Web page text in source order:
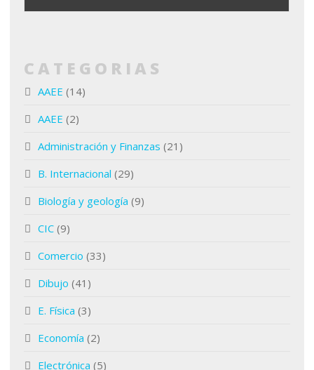
CATEGORIAS
AAEE (14)
AAEE (2)
Administración y Finanzas (21)
B. Internacional (29)
Biología y geología (9)
CIC (9)
Comercio (33)
Dibujo (41)
E. Física (3)
Economía (2)
Electrónica (5)